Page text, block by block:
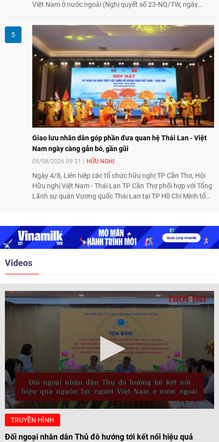
Việt Nam ở nước ngoài (Nghị quyết số 23-NQ/TW, ngày
Giao lưu nhân dân góp phần đưa quan hệ Thái Lan - Việt
Nam ngày càng gắn bó, gần gũi
05/08/2026 09:31 HỮU NGHỊ
Ngày 4/8, Liên hiệp các tổ chức hữu nghị TP Cần Thơ, Hội
Hữu nghị Việt Nam - Thái Lan TP Cần Thơ phối hợp với Tổng
Lãnh sự quán Vương quốc Thái Lan tại TP Hồ Chí Minh tổ
của giao lưu nhân dân, Tổng Lãnh sự Thái Lan cho biết các
hoạt động trao đổi về văn hóa, giáo dục, du lịch, ẩm thực,
nghệ thuật và giao lưu thanh niên đã góp phần đưa quan hệ
Videos
TRUYỀN HÌNH
Đối ngoại nhân dân Thủ đô hướng tới kết nối hiệu quả